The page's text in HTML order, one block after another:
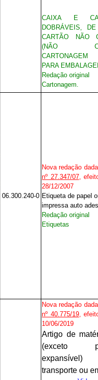
CAIXA E
DOBRÁVEIS,
CARTÃO NÃO
(NÃO
CARTONAGEM
PARA
Redação original
Cartonagem.
06.300.240-0
Nova redação
nº 27.347/07,
28/12/2007
Etiqueta de papel
impressa auto
Redação original
Etiquetas
Nova redação
nº 40.775/19,
10/06/2019
Artigo de
(exceto
transporte ou